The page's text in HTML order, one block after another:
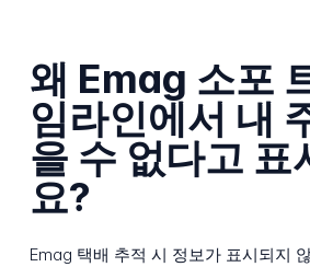
왜 Emag 소포
임라인에서 내
을 수 없다고 표
요?
Emag 택배 추적 시 정보가 표시되지